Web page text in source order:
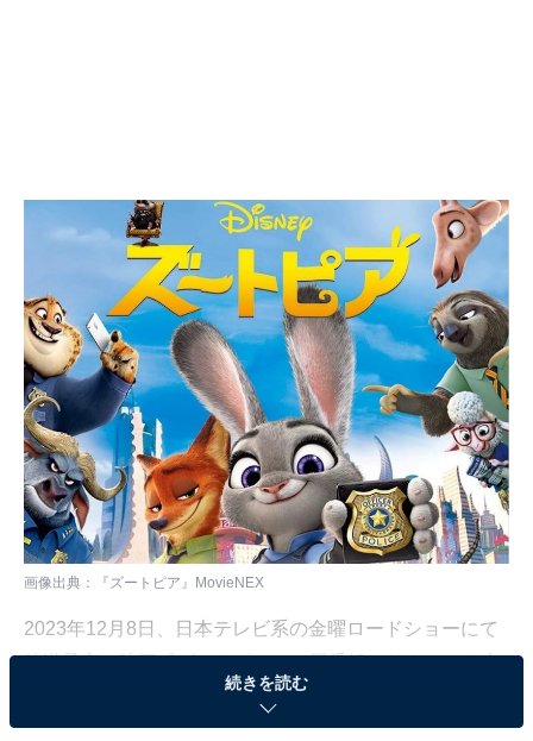
画像出典：『ズートピア』 MovieNEX
2023年12月8日、日本テレビ系の金曜ロードショーにて
放送予定の映画『ズートピア』。同番組のリクエスト企
画により選出され、4週連続のディズニーアニメ映画の4
弾として本編ノーカットで放送されます。
続きを読む